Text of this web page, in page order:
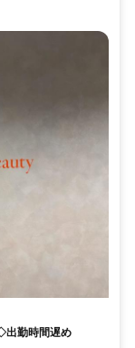
勤時間遅め